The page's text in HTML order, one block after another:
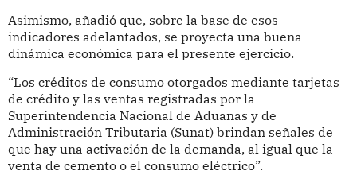
Asimismo, añadió que, sobre la base de esos
indicadores adelantados, se proyecta una buena
dinámica económica para el presente ejercicio.
“Los créditos de consumo otorgados mediante tarjetas
de crédito y las ventas registradas por la
Superintendencia Nacional de Aduanas y de
Administración Tributaria (Sunat) brindan señales de
que hay una activación de la demanda, al igual que la
venta de cemento o el consumo eléctrico”.